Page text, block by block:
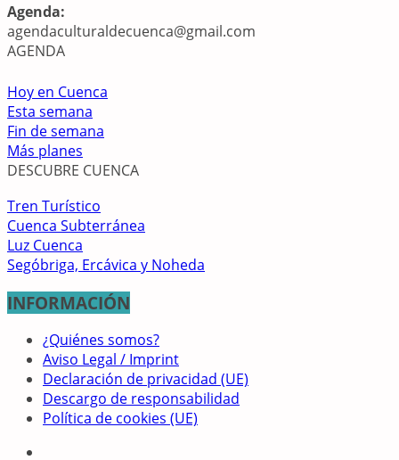
Agenda:
agendaculturaldecuenca@gmail.com
AGENDA
Hoy en Cuenca
Esta semana
Fin de semana
Más planes
DESCUBRE CUENCA
Tren Turístico
Cuenca Subterránea
Luz Cuenca
Segóbriga, Ercávica y Noheda
INFORMACIÓN
¿Quiénes somos?
Aviso Legal / Imprint
Declaración de privacidad (UE)
Descargo de responsabilidad
Política de cookies (UE)